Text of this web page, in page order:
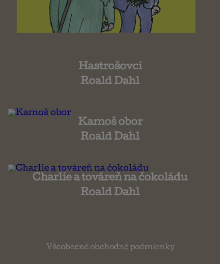
Hastrošovci
Roald Dahl
Kamoš obor
Roald Dahl
Charlie a továreň na čokoládu
Roald Dahl
Všeobecné obchodné podmienky